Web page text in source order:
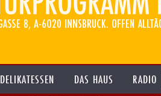
DELIKATESSEN DAS HAUS